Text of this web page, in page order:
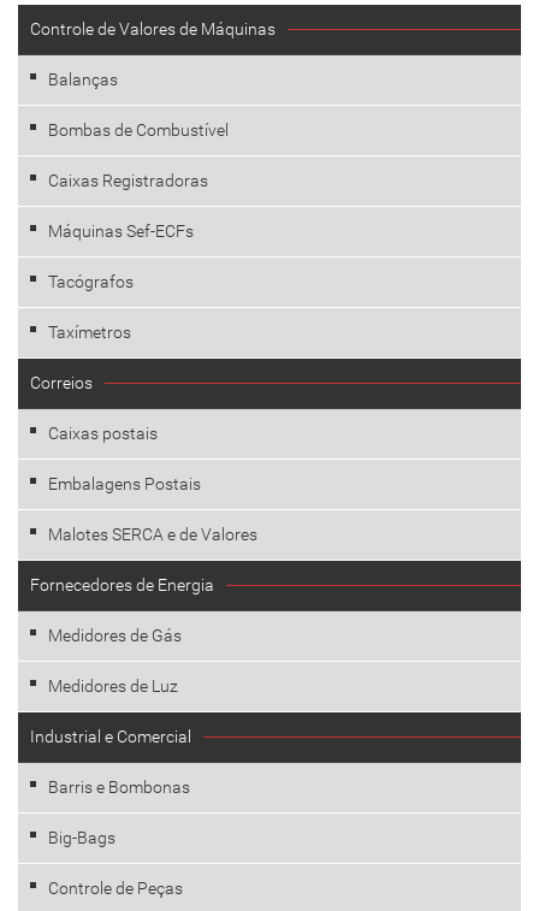
Controle de Valores de Máquinas
Balanças
Bombas de Combustível
Caixas Registradoras
Máquinas Sef-ECFs
Tacógrafos
Taxímetros
Correios
Caixas postais
Embalagens Postais
Malotes SERCA e de Valores
Fornecedores de Energia
Medidores de Gás
Medidores de Luz
Industrial e Comercial
Barris e Bombonas
Big-Bags
Controle de Peças